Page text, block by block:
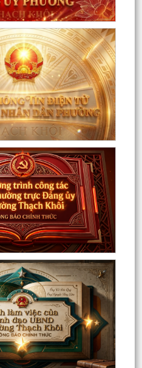
máu "Thạch Khôi - ngàn
2026
và xử lý dịch, ổ dịch trên địa
Khôi
Ban hành Quy chế quản lý và
đức tại các di tích trên địa...
ban hành Quy chế hoạt động
di tích Phường Thạch Khôi,
phiên họp tháng 8/2026
Hội nghị tuyên truyền, phổ
sửa đổi, bổ sung một số điều
của Ủy ban nhân dân
Thưởng - Uỷ viên Thành
thường trực Ban Nội chính